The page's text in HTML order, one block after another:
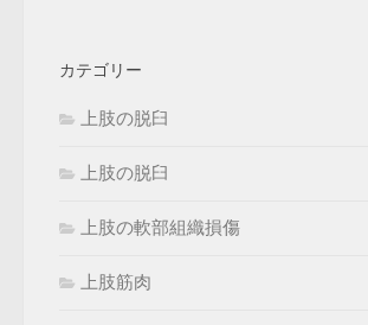
カテゴリー
上肢の脱臼
上肢の脱臼
上肢の軟部組織損傷
上肢筋肉